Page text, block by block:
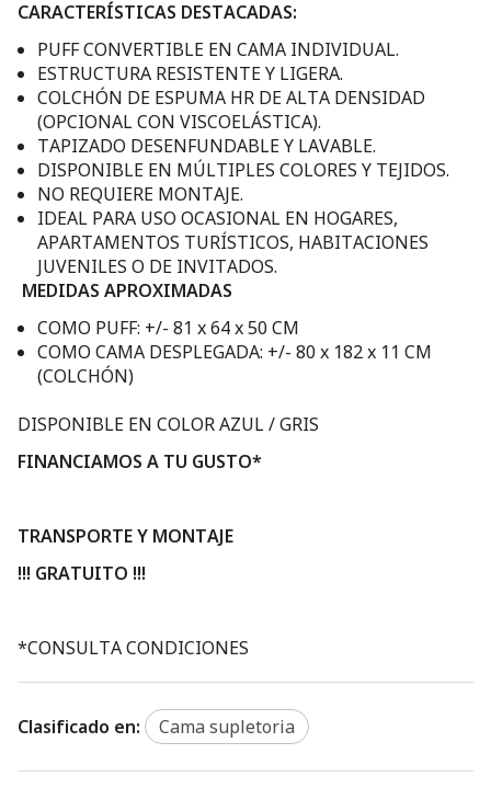
CARACTERÍSTICAS DESTACADAS:
PUFF CONVERTIBLE EN CAMA INDIVIDUAL.
ESTRUCTURA RESISTENTE Y LIGERA.
COLCHÓN DE ESPUMA HR DE ALTA DENSIDAD
(OPCIONAL CON VISCOELÁSTICA).
TAPIZADO DESENFUNDABLE Y LAVABLE.
DISPONIBLE EN MÚLTIPLES COLORES Y TEJIDOS.
NO REQUIERE MONTAJE.
IDEAL PARA USO OCASIONAL EN HOGARES,
APARTAMENTOS TURÍSTICOS, HABITACIONES
JUVENILES O DE INVITADOS.
MEDIDAS APROXIMADAS
COMO PUFF: +/- 81 x 64 x 50 CM
COMO CAMA DESPLEGADA: +/- 80 x 182 x 11 CM
(COLCHÓN)
DISPONIBLE EN COLOR AZUL / GRIS
FINANCIAMOS A TU GUSTO*
TRANSPORTE Y MONTAJE
!!! GRATUITO !!!
*CONSULTA CONDICIONES
Clasificado en: Cama supletoria